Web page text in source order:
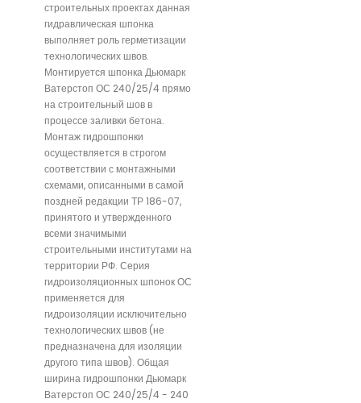
строительных проектах данная
гидравлическая шпонка
выполняет роль герметизации
технологических швов.
Монтируется шпонка Дьюмарк
Ватерстоп ОС 240/25/4 прямо
на строительный шов в
процессе заливки бетона.
Монтаж гидрошпонки
осуществляется в строгом
соответствии с монтажными
схемами, описанными в самой
поздней редакции ТР 186-07,
принятого и утвержденного
всеми значимыми
строительными институтами на
территории РФ. Серия
гидроизоляционных шпонок ОС
применяется для
гидроизоляции исключительно
технологических швов (не
предназначена для изоляции
другого типа швов). Общая
ширина гидрошпонки Дьюмарк
Ватерстоп ОС 240/25/4 - 240